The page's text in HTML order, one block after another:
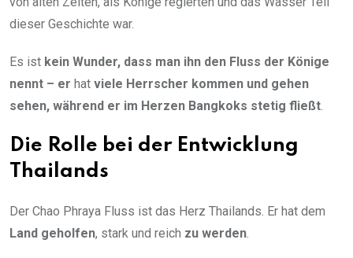
dieser Geschichte war.
Es ist kein Wunder, dass man ihn den Fluss der Könige
nennt – er hat viele Herrscher kommen und gehen
sehen, während er im Herzen Bangkoks stetig fließt
Die Rolle bei der Entwicklung
Thailands
Der Chao Phraya Fluss ist das Herz Thailands. Er hat dem
Land geholfen, stark und reich zu werden